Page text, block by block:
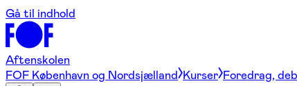
Gå til indhold
Aftenskolen
FOF København og Nordsjælland Kurser Foredrag,